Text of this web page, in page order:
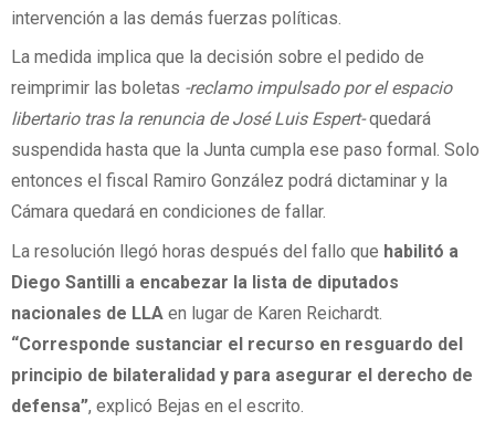
intervención a las demás fuerzas políticas.
La medida implica que la decisión sobre el pedido de
reimprimir las boletas -reclamo impulsado por el espacio
libertario tras la renuncia de José Luis Espert-quedará
suspendida hasta que la Junta cumpla ese paso formal. Solo
entonces el fiscal Ramiro González podrá dictaminar y la
Cámara quedará en condiciones de fallar.
La resolución llegó horas después del fallo que habilitó a
Diego Santilli a encabezar la lista de diputados
nacionales de LLA en lugar de Karen Reichardt.
“Corresponde sustanciar el recurso en resguardo del
principio de bilateralidad y para asegurar el derecho de
defensa”, explicó Bejas en el escrito.